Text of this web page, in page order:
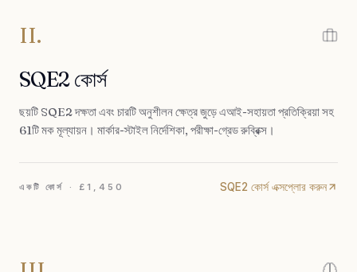
II.
SQE2 কোর্স
ছয়টি SQE2 দক্ষতা এবং চারটি অনুশীলন ক্ষেত্র জুড়ে এআই-সহায়তা প্রতিক্রিয়া সহ
61টি মক মূল্যায়ন। মার্কার-স্টাইল নির্দেশিকা, পরীক্ষা-গ্রেড রুব্রিক্স।
একটি কোর্স · £1,450 SQE2 কোর্স এক্সপ্লোর করুন